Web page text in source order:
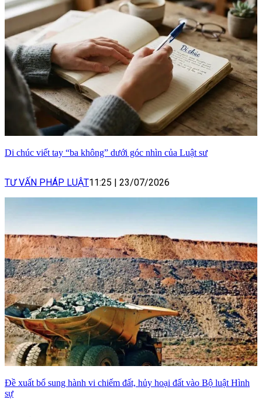
Di chúc viết tay “ba không” dưới góc nhìn của Luật sư
TƯ VẤN PHÁP LUẬT11:25 23/07/2026
Đề xuất bổ sung hành vi chiếm đất, hủy hoại đất vào Bộ luật Hình
sự